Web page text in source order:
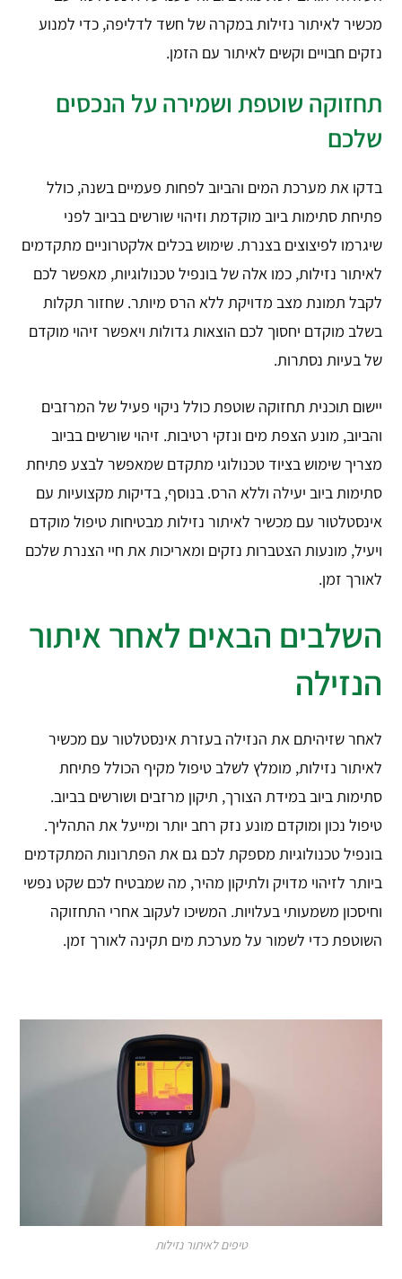
מכשיר לאיתור נזילות במקרה של חשד לדליפה, כדי למנוע
נזקים חבויים וקשים לאיתור עם הזמן.
תחזוקה שוטפת ושמירה על הנכסים
שלכם
בדקו את מערכת המים והביוב לפחות פעמיים בשנה, כולל
פתיחת סתימות ביוב מוקדמת וזיהוי שורשים בביוב לפני
שיגרמו לפיצוצים בצנרת. שימוש בכלים אלקטרוניים מתקדמים
לאיתור נזילות, כמו אלה של בונפיל טכנולוגיות, מאפשר לכם
לקבל תמונת מצב מדויקת ללא הרס מיותר. שחזור תקלות
בשלב מוקדם יחסוך לכם הוצאות גדולות ויאפשר זיהוי מוקדם
של בעיות נסתרות.
יישום תוכנית תחזוקה שוטפת כולל ניקוי פעיל של המרזבים
והביוב, מונע הצפת מים ונזקי רטיבות. זיהוי שורשים בביוב
מצריך שימוש בציוד טכנולוגי מתקדם שמאפשר לבצע פתיחת
סתימות ביוב יעילה וללא הרס. בנוסף, בדיקות מקצועיות עם
אינסטלטור עם מכשיר לאיתור נזילות מבטיחות טיפול מוקדם
ויעיל, מונעות הצטברות נזקים ומאריכות את חיי הצנרת שלכם
לאורך זמן.
השלבים הבאים לאחר איתור
הנזילה
לאחר שזיהיתם את הנזילה בעזרת אינסטלטור עם מכשיר
לאיתור נזילות, מומלץ לשלב טיפול מקיף הכולל פתיחת
סתימות ביוב במידת הצורך, תיקון מרזבים ושורשים בביוב.
טיפול נכון ומוקדם מונע נזק רחב יותר ומייעל את התהליך.
בונפיל טכנולוגיות מספקת לכם גם את הפתרונות המתקדמים
ביותר לזיהוי מדויק ולתיקון מהיר, מה שמבטיח לכם שקט נפשי
וחיסכון משמעותי בעלויות. המשיכו לעקוב אחרי התחזוקה
השוטפת כדי לשמור על מערכת מים תקינה לאורך זמן.
טיפים לאיתור נזילות